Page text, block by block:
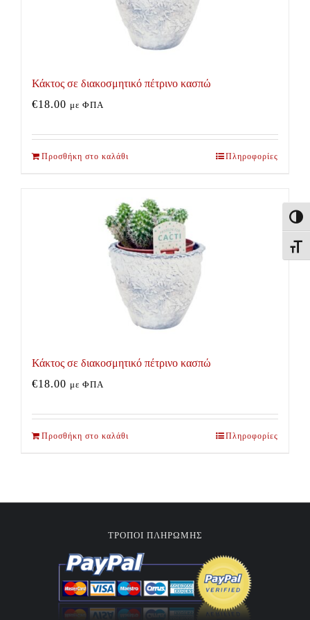
Κάκτος σε διακοσμητικό πέτρινο κασπώ
€18.00 με ΦΠΑ
Προσθήκη στο καλάθι Πληροφορίες
Κάκτος σε διακοσμητικό πέτρινο κασπώ
€18.00 με ΦΠΑ
Προσθήκη στο καλάθι Πληροφορίες
ΤΡΟΠΟΙ ΠΛΗΡΩΜΗΣ